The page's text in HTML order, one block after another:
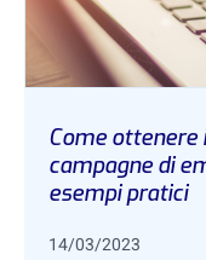
Come
campagne di
esempi pratici
14/03/2023